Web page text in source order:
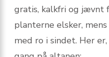
gratis, kalkfri og jævnt
planterne elsker,
med ro i sindet. Her